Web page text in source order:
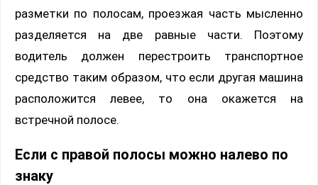
разметки по полосам, проезжая часть мысленно
разделяется на две равные части. Поэтому
водитель должен перестроить транспортное
средство таким образом, что если другая машина
расположится левее, то она окажется на
встречной полосе.
Если с правой полосы можно налево по
знаку